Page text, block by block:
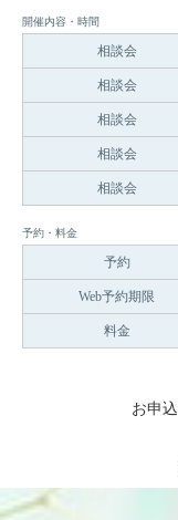
開催内容・時間
相談会
相談会
相談会
相談会
相談会
予約・料金
予約
Web予約期限
料金
お申